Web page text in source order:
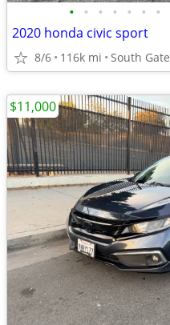
• • • • • • •
2020 honda civic sport
8/6 116k mi South Gate
$11,000